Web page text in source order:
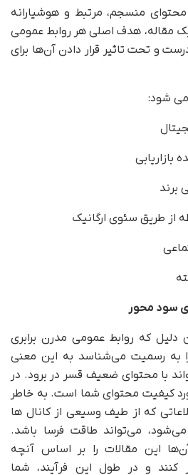
منسجم، مرتبط و هوشیارانه
مقاله، هدف اصلی هر روابط عمومی
و تحت تاثیر قرار دادن آن‌ها برای
می شود:
سود محور
دلیل که روابط عمومی مدرن برابری
به رسمیت می‌شناسد به این معنی
با محتوای ضعیف قسر در برود. در
کیفیت محتوای شما است. به خاطر
که از طیف وسیعی از کانال ها
می‌تواند طاقت فرسا باشد.
این مقالات را بر اساس آنچه
کنند و در طول این فرآیند، شما